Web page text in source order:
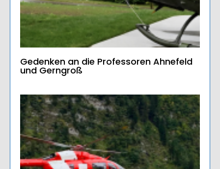
Gedenken an die Professoren Ahnefeld
und Gerngroß